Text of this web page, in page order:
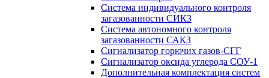
Система индивидуального контроля
загазованности СИКЗ
Система автономного контроля
загазованности САКЗ
Сигнализатор горючих газов-СГГ
Сигнализатор оксида углерода СОУ-1
Дополнительная комплектация систем